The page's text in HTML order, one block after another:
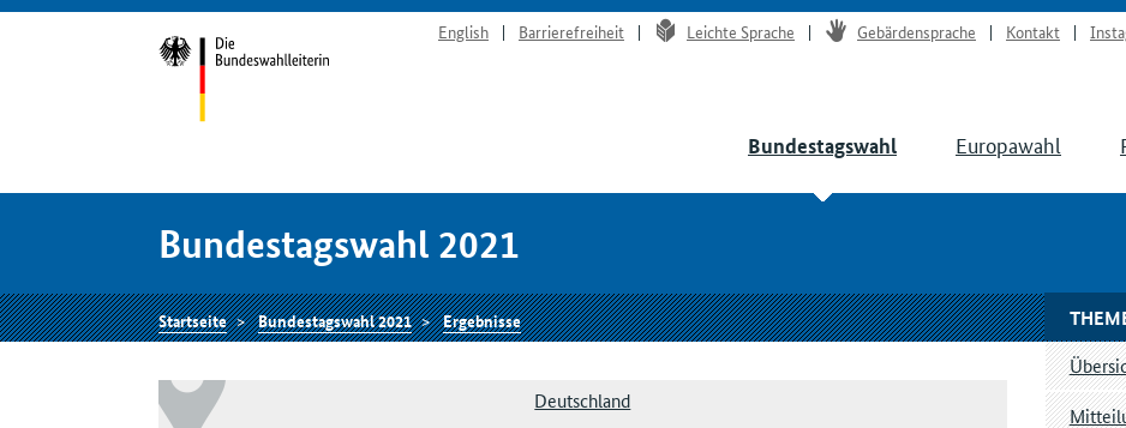
English Barrierefreiheit Leichte Sprache Gebärdensprache Kontakt
Bundestagswahl Europawahl
Bundestagswahl 2021
Startseite Bundestagswahl 2021 Ergebnisse
Deutschland